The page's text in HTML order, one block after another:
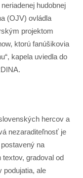
hudobnej
(OJV) ovládla
projektom
ktorú fanúšikovia
kapela uviedla do
hercov a
nezaraditeľnosť je
na
gradoval od
podujatia, ale